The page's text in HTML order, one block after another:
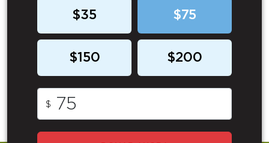
$35 $75
$150 $200
$